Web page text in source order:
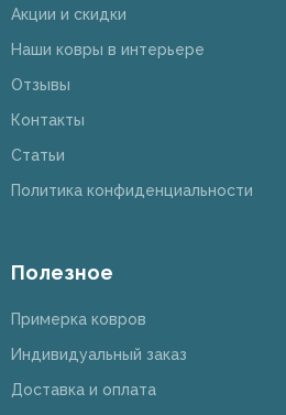
Акции и скидки
Наши ковры в интерьере
Отзывы
Контакты
Статьи
Политика конфиденциальности
Полезное
Примерка ковров
Индивидуальный заказ
Доставка и оплата